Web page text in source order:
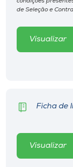
Museu
Unoesc
Store
o idioma
de Seleção e
Visualizar
Ficha de
Visualizar